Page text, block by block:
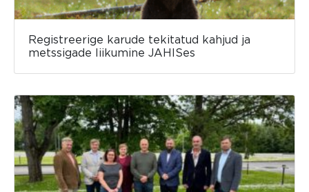
Registreerige karude tekitatud kahjud ja
metssigade liikumine JAHISes